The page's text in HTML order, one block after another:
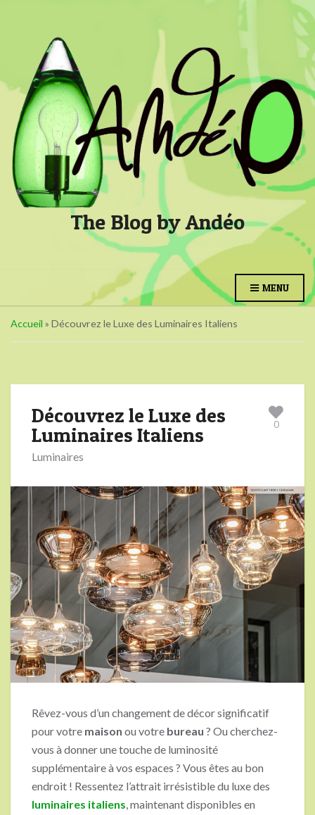
The Blog by Andéo
MENU
Accueil » Découvrez le Luxe des Luminaires Italiens
Découvrez le Luxe des
Luminaires Italiens
0
Luminaires
Rêvez-vous d’un changement de décor significatif
pour votre maison ou votre bureau ? Ou cherchez-
vous à donner une touche de luminosité
supplémentaire à vos espaces ? Vous êtes au bon
endroit ! Ressentez l’attrait irrésistible du luxe des
luminaires italiens, maintenant disponibles en